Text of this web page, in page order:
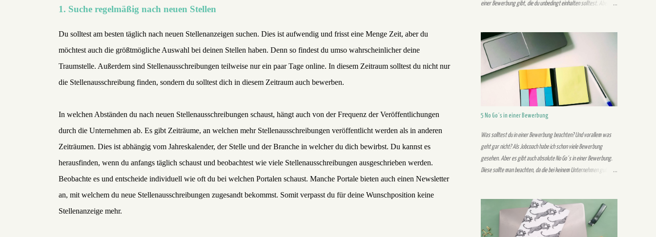
1. Suche regelmäßig nach neuen Stellen
Du solltest am besten täglich nach neuen Stellenanzeigen suchen. Dies ist aufwendig und frisst eine Menge Zeit, aber du
möchtest auch die größtmögliche Auswahl bei deinen Stellen haben. Denn so findest du umso wahrscheinlicher deine
Traumstelle. Außerdem sind Stellenausschreibungen teilweise nur ein paar Tage online. In diesem Zeitraum solltest du nicht nur
die Stellenausschreibung finden, sondern du solltest dich in diesem Zeitraum auch bewerben.
In welchen Abständen du nach neuen Stellenausschreibungen schaust, hängt auch von der Frequenz der Veröffentlichungen
durch die Unternehmen ab. Es gibt Zeiträume, an welchen mehr Stellenausschreibungen veröffentlicht werden als in anderen
Zeiträumen. Dies ist abhängig vom Jahreskalender, der Stelle und der Branche in welcher du dich bewirbst. Du kannst es
herausfinden, wenn du anfangs täglich schaust und beobachtest wie viele Stellenausschreibungen ausgeschrieben werden.
Beobachte es und entscheide individuell wie oft du bei welchen Portalen schaust. Manche Portale bieten auch einen Newsletter
an, mit welchem du neue Stellenausschreibungen zugesandt bekommst. Somit verpasst du für deine Wunschposition keine
Stellenanzeige mehr.
einer Bewerbung gibt, die du unbedingt einhalten solltest. Aber
mit einer individuellen Bewerbung herausstechen, welche deine
Persönlichkeit widerspiegelt. Im Vordergrund stehen bei einer
einzigartigen Bewerbung sowohl das Design als auch der Inhalt.
Folgende Tipps können dich bei der Erstellung einer einzigartigen
Bewerbung unterstützen: 1. Schreibe keine Standardsätze,
sondern formuliere selbst Schreibe in deiner eigenen Wortwahl und
jeder finden und schreiben. Allerdings fällst du damit dem Recruiter
nicht auf und bleibst ihm nicht positiv in Erinnerung. Mit deinen
eigenen indi...
5 No Go´s in einer Bewerbung
Was solltest du in einer Bewerbung beachten? Und vorallem was
geht gar nicht? Als Jobcoach habe ich schon viele Bewerbung
gesehen. Aber es gibt auch absolute No Go´s in einer Bewerbung.
Diese sollte man beachten, da die bei keinem Unternehmen gut
auf eine verständliche Schreibweise mit nicht zu komplizierten und
verschachtelten Sätzen. Der Personaler liest in einem Anschreiben
nicht einen Satz mehrmals. Stelle daher sicher, dass es verständlich